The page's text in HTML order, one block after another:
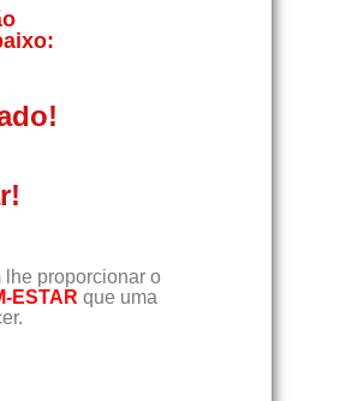
proporcionar o
ESTAR que uma